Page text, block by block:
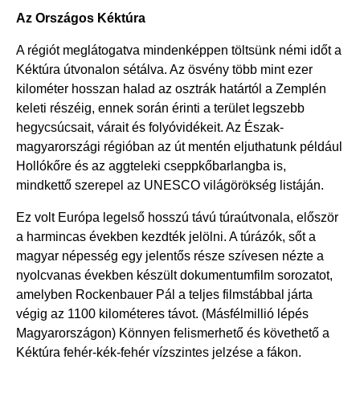
Az Országos Kéktúra
A régiót meglátogatva mindenképpen töltsünk némi időt a
Kéktúra útvonalon sétálva. Az ösvény több mint ezer
kilométer hosszan halad az osztrák határtól a Zemplén
keleti részéig, ennek során érinti a terület legszebb
hegycsúcsait, várait és folyóvidékeit. Az Észak-
magyarországi régióban az út mentén eljuthatunk például
Hollókőre és az aggteleki cseppkőbarlangba is,
mindkettő szerepel az UNESCO világörökség listáján.
Ez volt Európa legelső hosszú távú túraútvonala, először
a harmincas években kezdték jelölni. A túrázók, sőt a
magyar népesség egy jelentős része szívesen nézte a
nyolcvanas években készült dokumentumfilm sorozatot,
amelyben Rockenbauer Pál a teljes filmstábbal járta
végig az 1100 kilométeres távot. (Másfélmillió lépés
Magyarországon) Könnyen felismerhető és követhető a
Kéktúra fehér-kék-fehér vízszintes jelzése a fákon.